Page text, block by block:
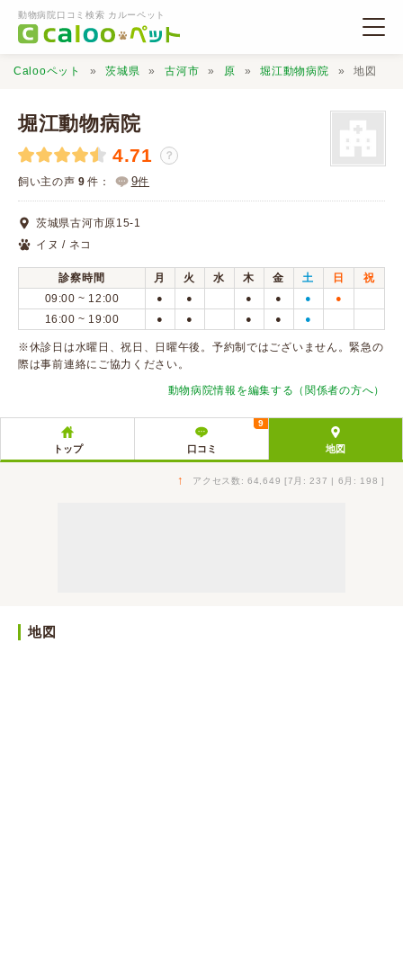
動物病院口コミ検索 カルーペット
動物病院検索
口コミ検索
Calooペットとは？
口コミ投稿
Calooペット 茨城県 古河市 原 堀江動物病院 地図
堀江動物病院
4.71 ？
飼い主の声 9 件： 9件
茨城県古河市原15-1
イヌ / ネコ
診察時間 月 火 水 木 金 土 日
祝
09:00 ~ 12:00
● ● ● ● ● ●
16:00 ~ 19:00 ● ● ● ● ●
※休診日は水曜日、祝日、日曜午後。予約制ではございません。緊急の
際は事前連絡にご協力ください。
動物病院情報を編集する（関係者の方へ）
トップ 口コミ
9
地図
↑ アクセス数: 64,649 [7月: 237 | 6月: 198 ]
地図